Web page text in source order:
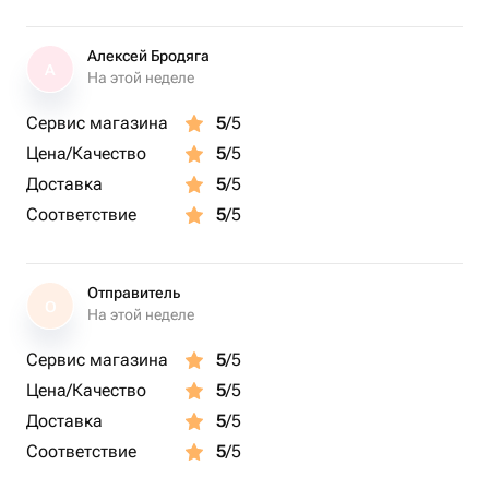
Алексей Бродяга
На этой неделе
Сервис магазина 5/5
Цена/Качество
5/5
Доставка
5/5
Соответствие
5/5
О
Отправитель
На этой неделе
Сервис магазина 5/5
Цена/Качество
5/5
Доставка
5/5
Соответствие
5/5